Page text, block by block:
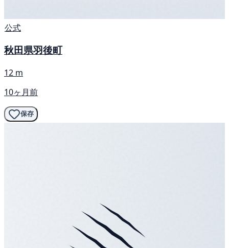
公式
秋田県羽後町
12 m
10ヶ月前
保存